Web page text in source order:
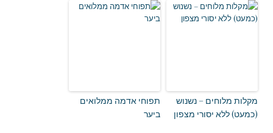
מקלות מלוחים – נשנוש
(כמעט) ללא יסורי מצפון
תפוחי אדמה ממלואים
ביער